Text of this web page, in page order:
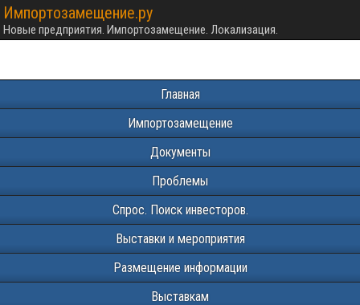
Импортозамещение.ру
Новые предприятия. Импортозамещение. Локализация.
Главная
Импортозамещение
Документы
Проблемы
Спрос. Поиск инвесторов.
Выставки и мероприятия
Размещение информации
Выставкам